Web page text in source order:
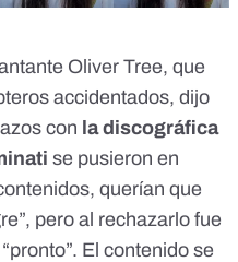
Oliver Tree, que
accidentados, dijo
con la discográfica
se pusieron en
querían que
pero al rechazarlo fue
El contenido se